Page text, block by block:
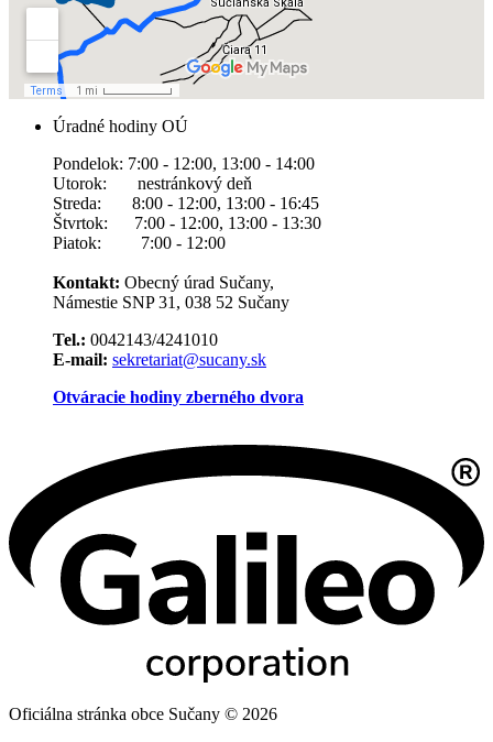
Úradné hodiny OÚ
Pondelok: 7:00 - 12:00, 13:00 - 14:00
Utorok: nestránkový deň
Streda: 8:00 - 12:00, 13:00 - 16:45
Štvrtok: 7:00 - 12:00, 13:00 - 13:30
Piatok: 7:00 - 12:00
Kontakt: Obecný úrad Sučany,
Námestie SNP 31, 038 52 Sučany
Tel.: 0042143/4241010
E-mail: sekretariat@sucany.sk
Otváracie hodiny zberného dvora
Oficiálna stránka obce Sučany © 2026